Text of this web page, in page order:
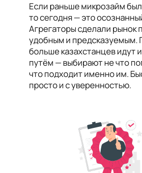
Если раньше микрозайм был
то сегодня — это
Агрегаторы сделали рынок
удобным и предсказуемым.
больше казахстанцев идут
путём — выбирают не что
что подходит именно им.
просто и с уверенностью.